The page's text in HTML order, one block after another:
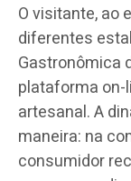
O visitante, ao
diferentes
Gastronômica
plataforma on-
artesanal. A
maneira: na
consumidor